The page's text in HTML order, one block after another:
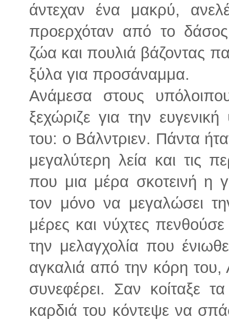
άντεχαν ένα μακρύ,
προερχόταν από το
ζώα και πουλιά βάζοντας
ξύλα για προσάναμμα.
Ανάμεσα στους
ξεχώριζε για την
του: ο Βάλντριεν. Πάντα
μεγαλύτερη λεία και τις
που μια μέρα σκοτεινή η
τον μόνο να μεγαλώσει
μέρες και νύχτες
την μελαγχολία που
αγκαλιά από την κόρη του,
συνεφέρει. Σαν κοίταξε
καρδιά του κόντεψε να